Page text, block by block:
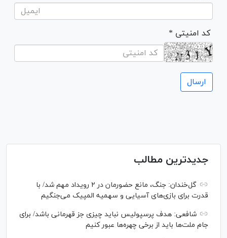
* کد امنیتی
جدیدترین مطالب
گل‌خندان: جنگ، مانع حضورمان در ۲ رویداد مهم شد/ با
قدرت برای بازی‌های آسیایی و سهمیه المپیک می‌جنگیم
شافعی: هدف پرسپولیس نباید چیزی جز قهرمانی باشد/ برای
جام ملت‌ها باید از برخی چهره‌ها عبور کنیم